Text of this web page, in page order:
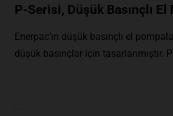
P-Serisi, Düşük Basınçlı El
Enerpac’ın düşük basınçlı el
düşük basınçlar için tasarlanmıştır.